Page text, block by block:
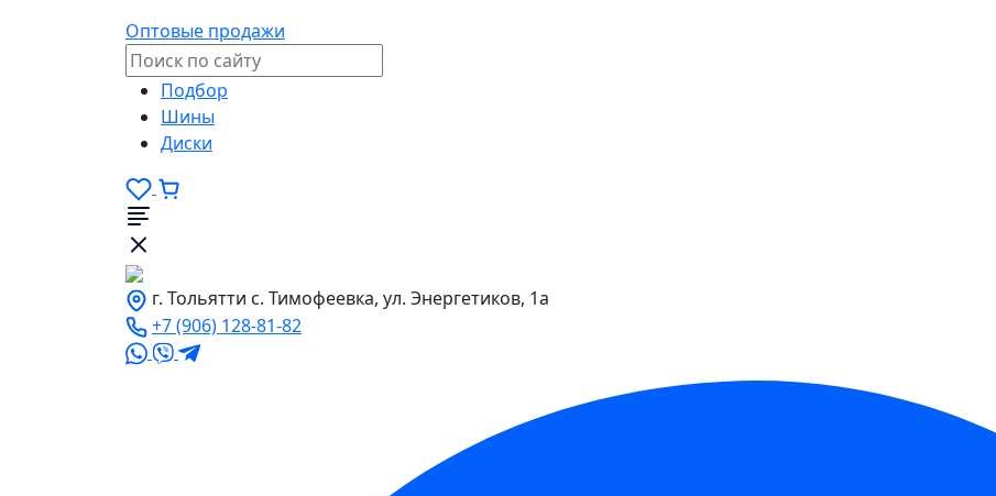
Оптовые продажи
Подбор
Шины
Диски
г. Тольятти с. Тимофеевка, ул. Энергетиков, 1а
+7 (906) 128-81-82